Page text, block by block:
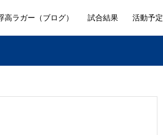
高ラガー（ブログ） 試合結果 活動予定